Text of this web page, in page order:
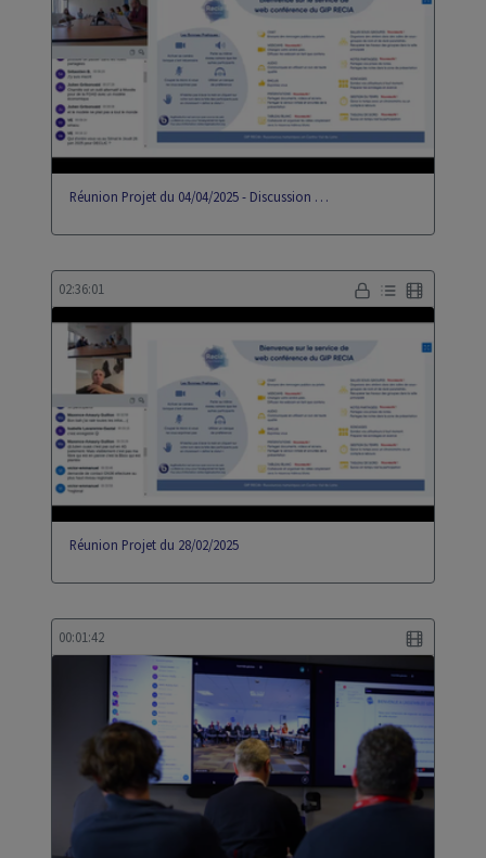
Réunion Projet du 04/04/2025 - Discussion …
02:36:01
Réunion Projet du 28/02/2025
00:01:42